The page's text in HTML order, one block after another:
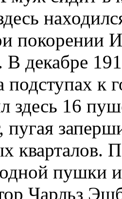
покорении
декабре
подступах к
здесь 16
пугая
кварталов.
пушки
Чарльз